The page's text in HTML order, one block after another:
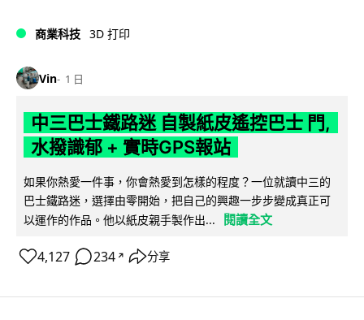
商業科技 3D 打印
Vin 1 日
中三巴士鐵路迷 自製紙皮遙控巴士 門,
水撥識郁 + 實時GPS報站
如果你熱愛一件事，你會熱愛到怎樣的程度？一位就讀中三的
巴士鐵路迷，選擇由零開始，把自己的興趣一步步變成真正可
以運作的作品。他以紙皮親手製作出...
閱讀全文
4,127 234 ↗ 分享